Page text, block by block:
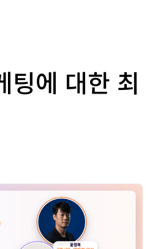
팅에 대한 최